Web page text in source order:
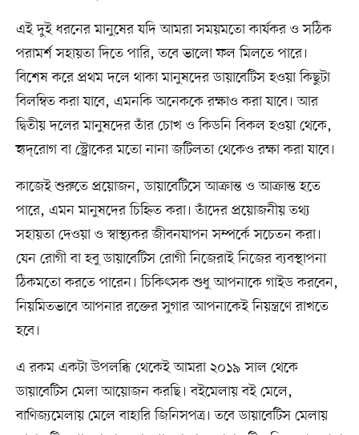
এই দুই ধরনের মানুষের যদি আমরা সময়মতো কার্যকর ও সঠিক
পরামর্শ সহায়তা দিতে পারি, তবে ভালো ফল মিলতে পারে।
বিশেষ করে প্রথম দলে থাকা মানুষদের ডায়াবেটিস হওয়া কিছুটা
বিলম্বিত করা যাবে, এমনকি অনেককে রক্ষাও করা যাবে। আর
দ্বিতীয় দলের মানুষদের তাঁর চোখ ও কিডনি বিকল হওয়া থেকে,
হৃদ্‌রোগ বা স্ট্রোকের মতো নানা জটিলতা থেকেও রক্ষা করা যাবে।
কাজেই শুরুতে প্রয়োজন, ডায়াবেটিসে আক্রান্ত ও আক্রান্ত হতে
পারে, এমন মানুষদের চিহ্নিত করা। তাঁদের প্রয়োজনীয় তথ্য
সহায়তা দেওয়া ও স্বাস্থ্যকর জীবনযাপন সম্পর্কে সচেতন করা।
যেন রোগী বা হবু ডায়াবেটিস রোগী নিজেরাই নিজের ব্যবস্থাপনা
ঠিকমতো করতে পারেন। চিকিৎসক শুধু আপনাকে গাইড করবেন,
নিয়মিতভাবে আপনার রক্তের সুগার আপনাকেই নিয়ন্ত্রণে রাখতে
হবে।
এ রকম একটা উপলব্ধি থেকেই আমরা ২০১৯ সাল থেকে
ডায়াবেটিস মেলা আয়োজন করছি। বইমেলায় বই মেলে,
বাণিজ্যমেলায় মেলে বাহারি জিনিসপত্র। তবে ডায়াবেটিস মেলায়